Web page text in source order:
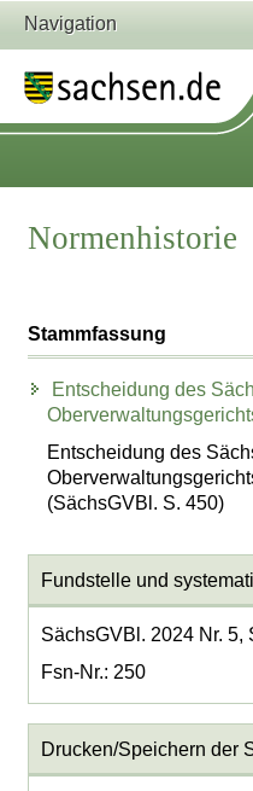
Navigation
Normenhistorie
Stammfassung
Entscheidung des
Entscheidung des
(SächsGVBl. S. 450)
Fundstelle und
SächsGVBl. 2024 Nr. 5,
Fsn-Nr.: 250
Drucken/Speichern der